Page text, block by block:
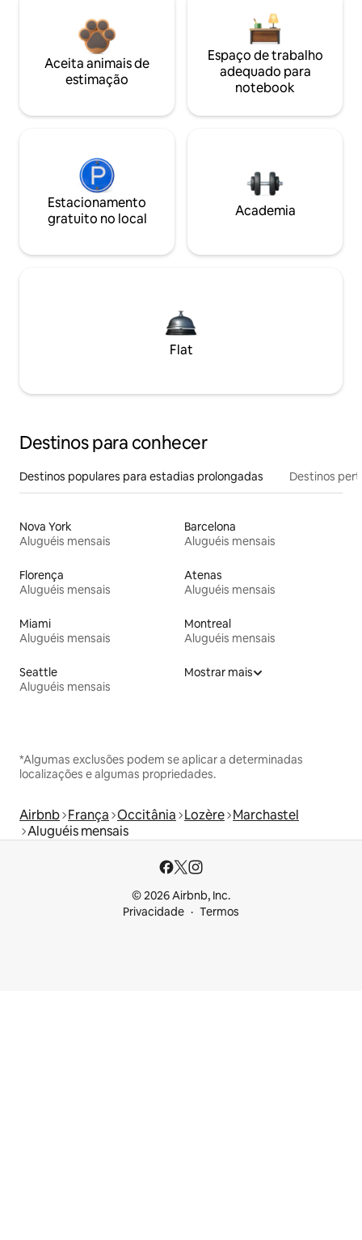
Aceita animais de
estimação
Espaço de trabalho
adequado para
notebook
Estacionamento
gratuito no local
Academia
Flat
Destinos para conhecer
Destinos populares para estadias prolongadas Destinos
Nova York
Aluguéis mensais
Barcelona
Aluguéis mensais
Florença
Aluguéis mensais
Atenas
Aluguéis mensais
Miami
Aluguéis mensais
Montreal
Aluguéis mensais
Seattle
Aluguéis mensais
Mostrar mais
*Algumas exclusões podem se aplicar a determinadas
localizações e algumas propriedades.
Airbnb França Occitânia Lozère Marchastel
Aluguéis mensais
© 2026 Airbnb, Inc.
Privacidade
Termos